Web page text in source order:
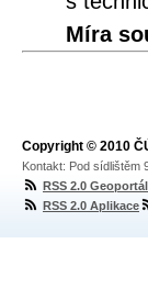
Míra
Copyright © 2010
Kontakt: Pod sídlištěm
RSS 2.0
RSS 2.0 Aplikace